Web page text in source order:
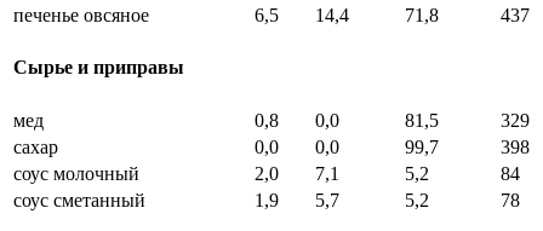
печенье овсяное
6,5 14,4 71,8 437
Сырье и приправы
мед 0,8 0,0 81,5
329
сахар
0,0 0,0 99,7
398
соус молочный
2,0 7,1 5,2
84
соус сметанный
1,9 5,7 5,2 78